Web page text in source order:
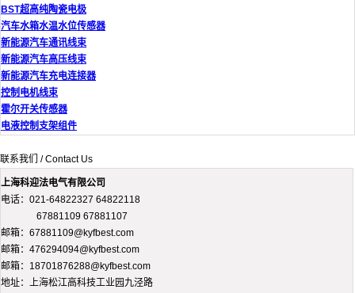
BST超高纯陶瓷电极
汽车水箱水温水位传感器
新能源汽车通讯线束
新能源汽车高压线束
新能源汽车充电连接器
控制电机线束
霍尔开关传感器
电液控制支架组件
联系我们 / Contact Us
上海科迎法电气有限公司
电话：021-64822327 64822118
67881109 67881107
邮箱：67881109@kyfbest.com
邮箱：476294094@kyfbest.com
邮箱：18701876288@kyfbest.com
地址：上海松江高科技工业园九泾路